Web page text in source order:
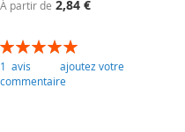
À partir de 2,84 €
Évaluation:
100
% of100
1 avis
ajoutez votre
commentaire